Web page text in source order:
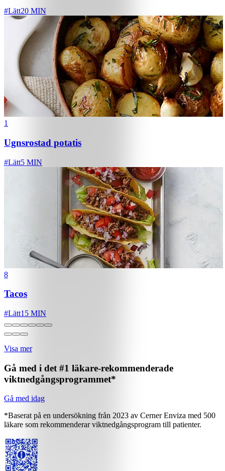
#Lätt20 MIN
1
Ugnsrostad potatis
#Lätt5 MIN
8
Tacos
#Lätt15 MIN
Visa mer
Gå med i det #1 läkare-rekommenderade
viktnedgångsprogrammet*
Gå med idag
*Baserat på en undersökning från 2023 av Cerner Enviza med 500
läkare som rekommenderar viktnedgångsprogram till patienter.